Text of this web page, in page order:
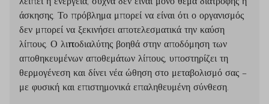
άσκησης. Το πρόβλημα μπορεί να είναι ότι ο οργανισμός
δεν μπορεί να ξεκινήσει αποτελεσματικά την καύση
λίπους. Ο λιποδιαλύτης βοηθά στην αποδόμηση των
αποθηκευμένων αποθεμάτων λίπους, υποστηρίζει τη
θερμογένεση και δίνει νέα ώθηση στο μεταβολισμό σας –
με φυσική και επιστημονικά επαληθευμένη σύνθεση.